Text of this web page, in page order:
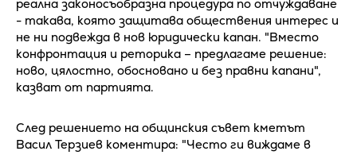
реална законосъобразна процедура по отчуждаване
- такава, която защитава обществения интерес и
не ни подвежда в нов юридически капан. "Вместо
конфронтация и реторика – предлагаме решение:
ново, цялостно, обосновано и без правни капани",
казват от партията.
След решението на общинския съвет кметът
Васил Терзиев коментира: "Често ги виждаме в